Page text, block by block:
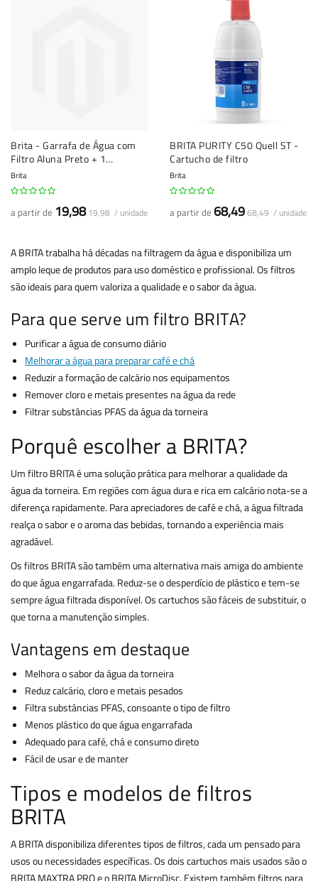
Brita - Garrafa de Água com
Filtro Aluna Preto + 1
Cartucho Maxtra PRO
Brita
a partir de 19,98 19,98 / unidade
BRITA PURITY C50 Quell ST -
Cartucho de filtro
Brita
a partir de 68,4968,49 / unidade
A BRITA trabalha há décadas na filtragem da água e disponibiliza um
amplo leque de produtos para uso doméstico e profissional. Os filtros
são ideais para quem valoriza a qualidade e o sabor da água.
Para que serve um filtro BRITA?
Purificar a água de consumo diário
Melhorar a água para preparar café e chá
Reduzir a formação de calcário nos equipamentos
Remover cloro e metais presentes na água da rede
Filtrar substâncias PFAS da água da torneira
Porquê escolher a BRITA?
Um filtro BRITA é uma solução prática para melhorar a qualidade da
água da torneira. Em regiões com água dura e rica em calcário nota-se a
diferença rapidamente. Para apreciadores de café e chá, a água filtrada
realça o sabor e o aroma das bebidas, tornando a experiência mais
agradável.
Os filtros BRITA são também uma alternativa mais amiga do ambiente
do que água engarrafada. Reduz-se o desperdício de plástico e tem-se
sempre água filtrada disponível. Os cartuchos são fáceis de substituir, o
que torna a manutenção simples.
Vantagens em destaque
Melhora o sabor da água da torneira
Reduz calcário, cloro e metais pesados
Filtra substâncias PFAS, consoante o tipo de filtro
Menos plástico do que água engarrafada
Adequado para café, chá e consumo direto
Fácil de usar e de manter
Tipos e modelos de filtros
BRITA
A BRITA disponibiliza diferentes tipos de filtros, cada um pensado para
usos ou necessidades específicas. Os dois cartuchos mais usados são o
BRITA MAXTRA PRO e o BRITA MicroDisc. Existem também filtros para